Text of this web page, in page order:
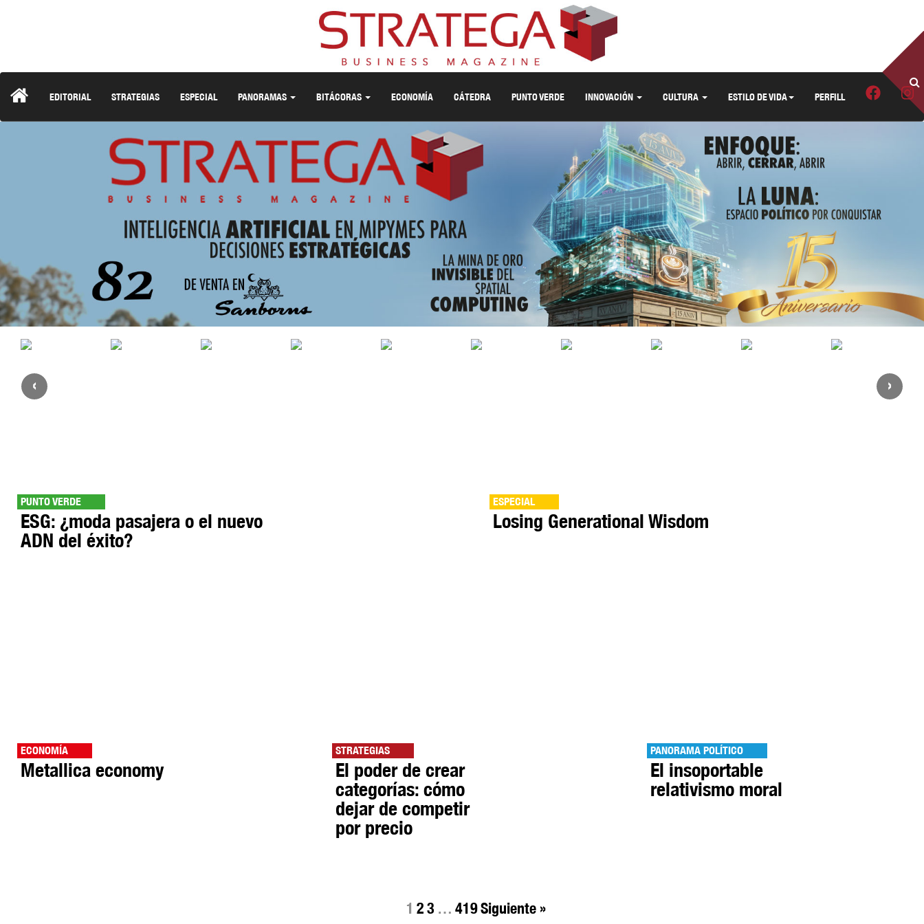
EDITORIAL STRATEGIAS ESPECIAL PANORAMAS BITÁCORAS ECONOMÍA CÁTEDRA PUNTO VERDE INNOVACIÓN CULTURA ESTILO DE VIDA PERFILL
‹ ›
PUNTO VERDE
ESG: ¿moda pasajera o el nuevo
ADN del éxito?
ESPECIAL
Losing Generational Wisdom
ECONOMÍA
Metallica economy
STRATEGIAS
El poder de crear
categorías: cómo
dejar de competir
por precio
PANORAMA POLÍTICO
El insoportable
relativismo moral
1 23 … 419Siguiente »